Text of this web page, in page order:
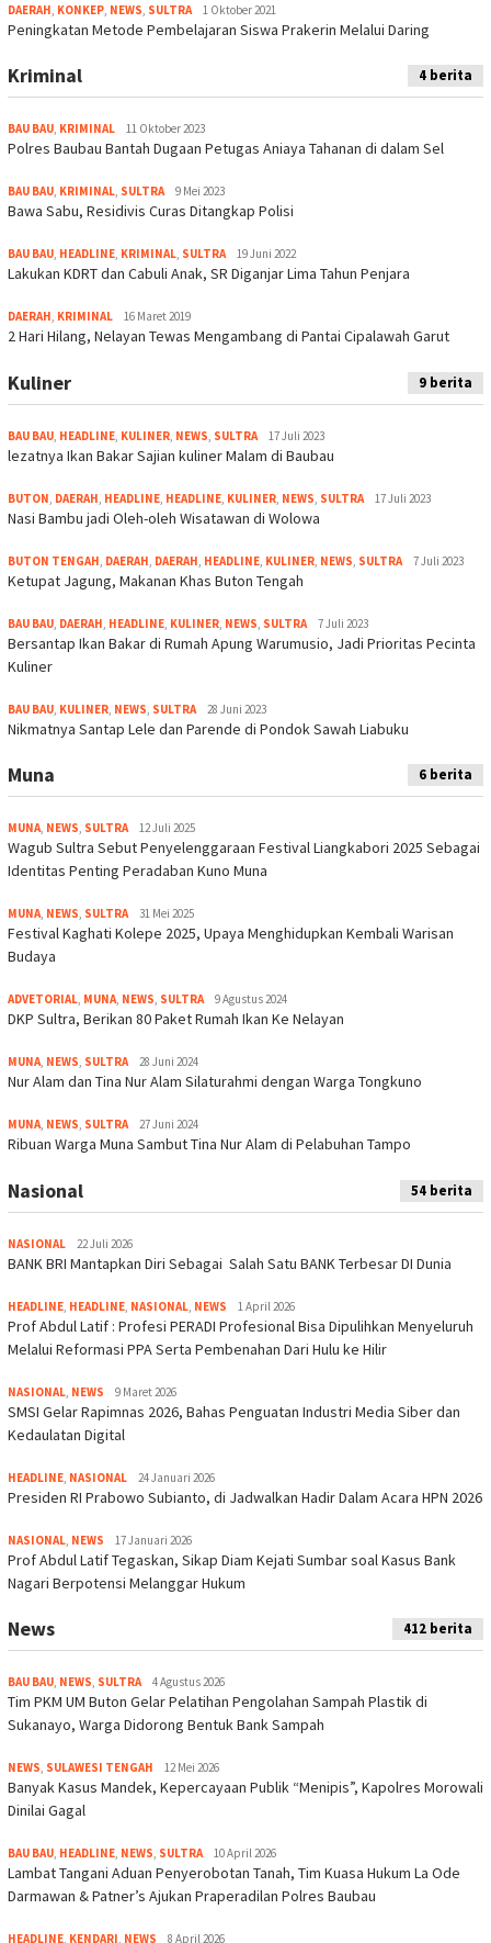
DAERAH KONKEP NEWS SULTRA 1 Oktober 2021
Peningkatan Metode Pembelajaran Siswa Prakerin Melalui Daring
Kriminal 4 berita
BAU BAU, KRIMINAL 11 Oktober 2023
Polres Baubau Bantah Dugaan Petugas Aniaya Tahanan di dalam Sel
BAU BAU, KRIMINAL, SULTRA 9 Mei 2023
Bawa Sabu, Residivis Curas Ditangkap Polisi
BAU BAU, HEADLINE, KRIMINAL, SULTRA 19 Juni 2022
Lakukan KDRT dan Cabuli Anak, SR Diganjar Lima Tahun Penjara
DAERAH, KRIMINAL 16 Maret 2019
2 Hari Hilang, Nelayan Tewas Mengambang di Pantai Cipalawah Garut
Kuliner 9 berita
BAU BAU HEADLINE KULINER NEWS SULTRA 17 Juli 2023
lezatnya Ikan Bakar Sajian kuliner Malam di Baubau
BUTON DAERAH HEADLINE HEADLINE KULINER NEWS SULTRA 17 Juli 2023
Nasi Bambu jadi Oleh-oleh Wisatawan di Wolowa
BUTON TENGAH DAERAH DAERAH HEADLINE KULINER NEWS SULTRA 7 Juli 2023
Ketupat Jagung, Makanan Khas Buton Tengah
BAU BAU DAERAH HEADLINE KULINER NEWS SULTRA 7 Juli 2023
Bersantap Ikan Bakar di Rumah Apung Warumusio, Jadi Prioritas Pecinta
Kuliner
BAU BAU KULINER NEWS SULTRA 28 Juni 2023
Nikmatnya Santap Lele dan Parende di Pondok Sawah Liabuku
Muna 6 berita
MUNA, NEWS, SULTRA 12 Juli 2025
Wagub Sultra Sebut Penyelenggaraan Festival Liangkabori 2025 Sebagai
Identitas Penting Peradaban Kuno Muna
MUNA, NEWS, SULTRA 31 Mei 2025
Festival Kaghati Kolepe 2025, Upaya Menghidupkan Kembali Warisan
Budaya
ADVETORIAL, MUNA, NEWS, SULTRA 9 Agustus 2024
DKP Sultra, Berikan 80 Paket Rumah Ikan Ke Nelayan
MUNA, NEWS, SULTRA 28 Juni 2024
Nur Alam dan Tina Nur Alam Silaturahmi dengan Warga Tongkuno
MUNA, NEWS, SULTRA 27 Juni 2024
Ribuan Warga Muna Sambut Tina Nur Alam di Pelabuhan Tampo
Nasional 54 berita
NASIONAL 22 Juli 2026
BANK BRI Mantapkan Diri Sebagai Salah Satu BANK Terbesar DI Dunia
HEADLINE HEADLINE NASIONAL NEWS 1 April 2026
Prof Abdul Latif : Profesi PERADI Profesional Bisa Dipulihkan Menyeluruh
Melalui Reformasi PPA Serta Pembenahan Dari Hulu ke Hilir
NASIONAL NEWS 9 Maret 2026
SMSI Gelar Rapimnas 2026, Bahas Penguatan Industri Media Siber dan
Kedaulatan Digital
HEADLINE NASIONAL 24 Januari 2026
Presiden RI Prabowo Subianto, di Jadwalkan Hadir Dalam Acara HPN 2026
NASIONAL NEWS 17 Januari 2026
Prof Abdul Latif Tegaskan, Sikap Diam Kejati Sumbar soal Kasus Bank
Nagari Berpotensi Melanggar Hukum
News 412 berita
BAU BAU, NEWS, SULTRA 4 Agustus 2026
Tim PKM UM Buton Gelar Pelatihan Pengolahan Sampah Plastik di
Sukanayo, Warga Didorong Bentuk Bank Sampah
NEWS, SULAWESI TENGAH 12 Mei 2026
Banyak Kasus Mandek, Kepercayaan Publik “Menipis”, Kapolres Morowali
Dinilai Gagal
BAU BAU, HEADLINE, NEWS, SULTRA 10 April 2026
Lambat Tangani Aduan Penyerobotan Tanah, Tim Kuasa Hukum La Ode
Darmawan & Patner’s Ajukan Praperadilan Polres Baubau
HEADLINE, KENDARI, NEWS 8 April 2026